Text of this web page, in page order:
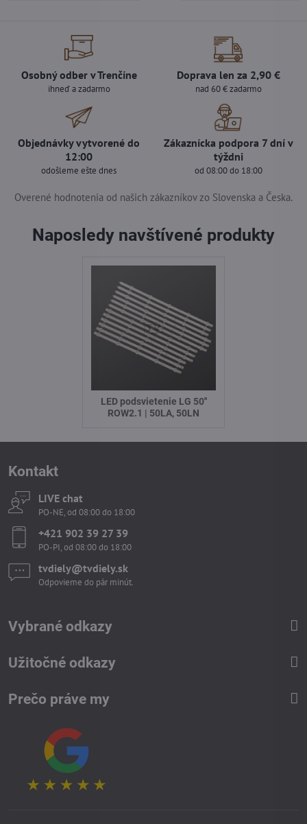
Osobný odber v Trenčíne
ihneď a zadarmo
Doprava len za 2,90 €
nad 60 € zadarmo
Objednávky vytvorené do
12:00
odošleme ešte dnes
Zákaznícka podpora 7 dní v
týždni
od 08:00 do 18:00
Overené hodnotenia od našich zákazníkov zo Slovenska a Česka.
Naposledy navštívené produkty
LED podsvietenie LG 50''
ROW2.1 | 50LA, 50LN
Kontakt
LIVE chat
PO-NE, od 08:00 do 18:00
+421 902 39 27 39
PO-PI, od 08:00 do 18:00
tvdiely​​@tvdiely​​.sk
Odpovieme do pár minút.
Vybrané odkazy
Užitočné odkazy
Prečo práve my